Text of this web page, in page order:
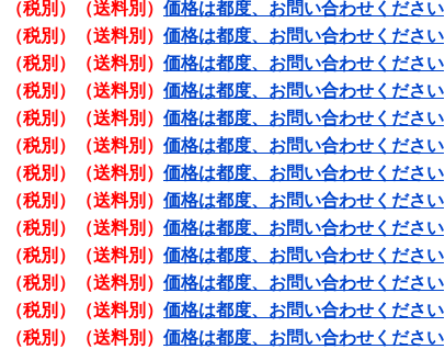
（税別）（送料別） 価格は都度、お問い合わせください
（税別）（送料別） 価格は都度、お問い合わせください
（税別）（送料別） 価格は都度、お問い合わせください
（税別）（送料別） 価格は都度、お問い合わせください
（税別）（送料別） 価格は都度、お問い合わせください
（税別）（送料別） 価格は都度、お問い合わせください
（税別）（送料別） 価格は都度、お問い合わせください
（税別）（送料別） 価格は都度、お問い合わせください
（税別）（送料別） 価格は都度、お問い合わせください
（税別）（送料別） 価格は都度、お問い合わせください
（税別）（送料別） 価格は都度、お問い合わせください
（税別）（送料別） 価格は都度、お問い合わせください
（税別）（送料別） 価格は都度、お問い合わせください